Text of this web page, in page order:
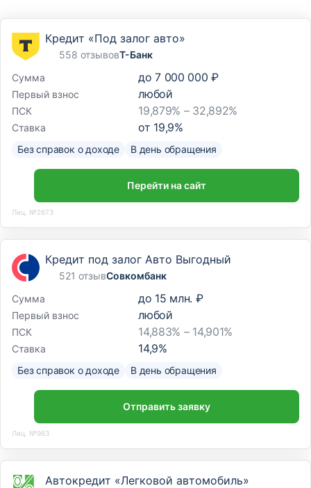
Кредит «Под залог авто»
558 отзывовТ-Банк
Сумма
до 7 000 000 ₽
Первый взнос любой
ПСК 19,879% – 32,892%
Ставка от 19,9%
Без справок о доходе В день обращения
Перейти на сайт
Лиц. №2673
Кредит под залог Авто Выгодный
521 отзывСовкомбанк
Сумма
до 15 млн. ₽
Первый взнос любой
ПСК 14,883% – 14,901%
Ставка 14,9%
Без справок о доходе В день обращения
Отправить заявку
Лиц. №963
Автокредит «Легковой автомобиль»